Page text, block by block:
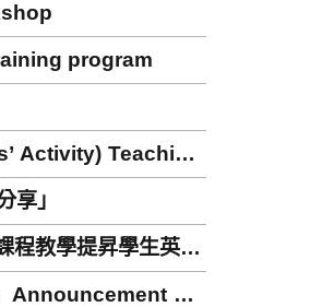
program
Activity) Teaching
享」
程教學提昇學生英檢
to raise students’
Announcement for